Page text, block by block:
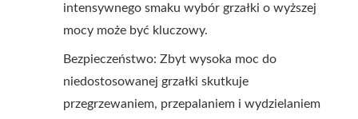
intensywnego smaku wybór grzałki o wyższej
mocy może być kluczowy.
Bezpieczeństwo: Zbyt wysoka moc do
niedostosowanej grzałki skutkuje
przegrzewaniem, przepalaniem i wydzielaniem